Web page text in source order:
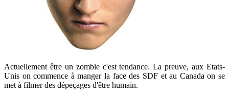
Actuellement être un zombie c'est tendance. La preuve, aux Etats-
Unis on commence à manger la face des SDF et au Canada on se
met à filmer des dépeçages d'être humain.